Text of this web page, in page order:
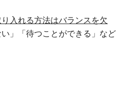
入れる方法はバランスを欠
い」「待つことができる」など